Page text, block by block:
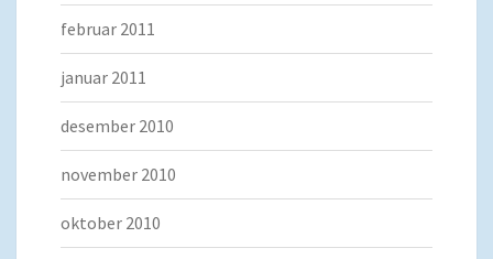
februar 2011
januar 2011
desember 2010
november 2010
oktober 2010